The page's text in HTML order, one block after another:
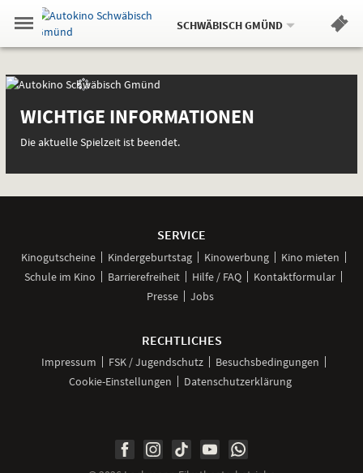
Springe
zum
,zum
.
Navigation
Service
Menü
Gehe
zur
Standortauswahl
Standort:
SCHWÄBISCH GMÜND.
Weitere
Hinweis
Autokinoprogramm
Autokinoprogramm
WICHTIGE INFORMATIONEN
Die aktuelle Spielzeit ist beendet.
SERVICE
Kinogutscheine Kindergeburtstag Kinowerbung
Kino mieten
Schule im Kino
Barrierefreiheit Hilfe / FAQ
Kontaktformular
Presse
Jobs
RECHTLICHES
Impressum FSK / Jugendschutz
Besuchsbedingungen
Cookie-Einstellungen
Datenschutzerklärung
Unsere
Seite
Unsere
Seite
Unsere
Seite
bei
Unser
Kanal
Unser
Kanal
bei